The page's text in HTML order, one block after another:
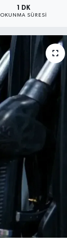
1 DK
OKUNMA SÜRESI